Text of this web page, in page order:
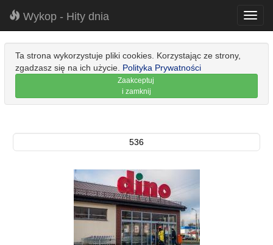
Wykop - Hity dnia
Ta strona wykorzystuje pliki cookies. Korzystając ze strony,
zgadzasz się na ich użycie. Polityka Prywatności
Zaakceptuj
i zamknij
536